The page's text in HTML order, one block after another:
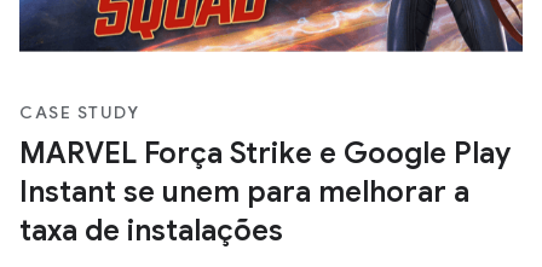
CASE STUDY
MARVEL Força Strike e Google Play
Instant se unem para melhorar a
taxa de instalações